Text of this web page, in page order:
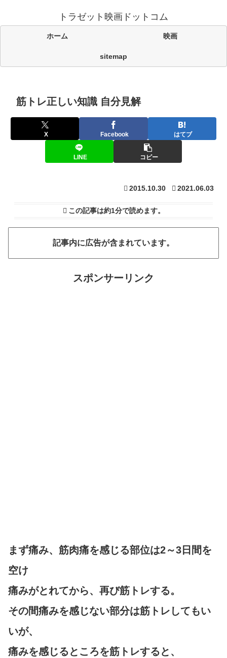
トラゼット映画ドットコム
ホーム 映画
sitemap
筋トレ正しい知識 自分見解
X Facebook はてブ
LINE コピー
2015.10.30 2021.06.03
この記事は約1分で読めます。
記事内に広告が含まれています。
スポンサーリンク
まず痛み、筋肉痛を感じる部位は2～3日間を
空け
痛みがとれてから、再び筋トレする。
その間痛みを感じない部分は筋トレしてもい
いが、
痛みを感じるところを筋トレすると、